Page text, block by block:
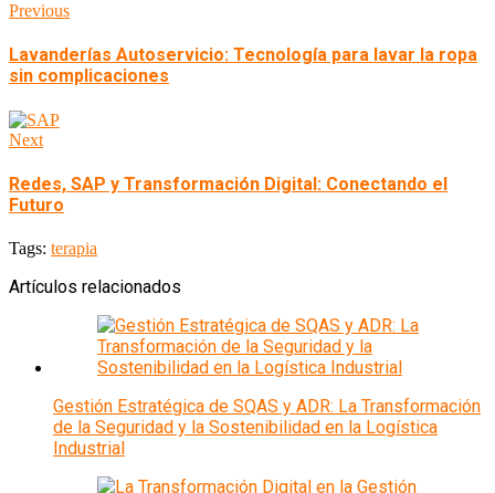
Previous
Lavanderías Autoservicio: Tecnología para lavar la ropa
sin complicaciones
Next
Redes, SAP y Transformación Digital: Conectando el
Futuro
Tags: terapia
Artículos relacionados
Gestión Estratégica de SQAS y ADR: La Transformación
de la Seguridad y la Sostenibilidad en la Logística
Industrial